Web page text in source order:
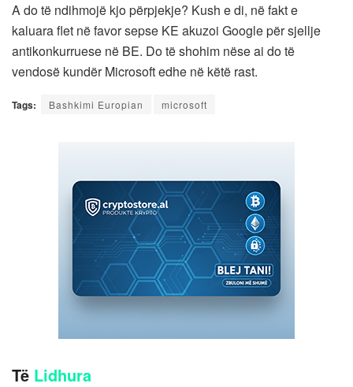
A do të ndihmojë kjo përpjekje? Kush e di, në fakt e
kaluara flet në favor sepse KE akuzoi Google për sjellje
antikonkurruese në BE. Do të shohim nëse ai do të
vendosë kundër Microsoft edhe në këtë rast.
Tags: Bashkimi Europian microsoft
Të Lidhura